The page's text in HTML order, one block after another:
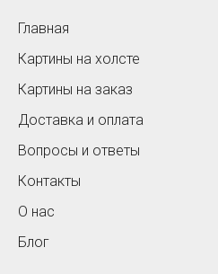
Главная
Картины на холсте
Картины на заказ
Доставка и оплата
Вопросы и ответы
Контакты
О нас
Блог